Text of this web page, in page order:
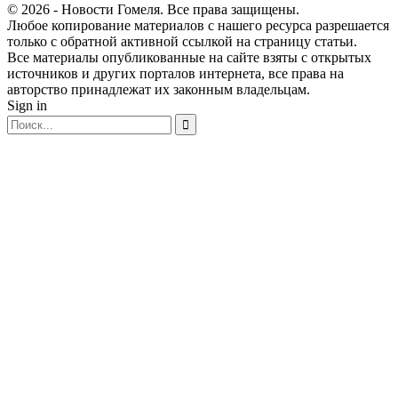
© 2026 - Новости Гомеля. Все права защищены.
Любое копирование материалов с нашего ресурса разрешается
только с обратной активной ссылкой на страницу статьи.
Все материалы опубликованные на сайте взяты с открытых
источников и других порталов интернета, все права на
авторство принадлежат их законным владельцам.
Sign in